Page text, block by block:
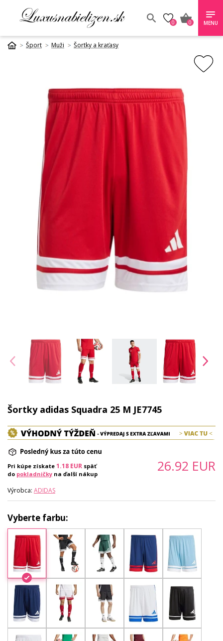
0 0 MENU
Šport Muži Šortky a kraťasy
Šortky adidas Squadra 25 M JE7745
Pri kúpe získate 1.18 EUR späť
do pokladničky na ďalší nákup
Výrobca: ADIDAS
26.92 EUR
Vyberte farbu: